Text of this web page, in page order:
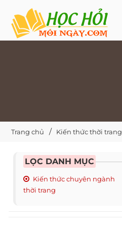
Trang chủ Kiến thức thời trang
LỌC DANH MỤC
Kiến thức chuyên ngành
thời trang